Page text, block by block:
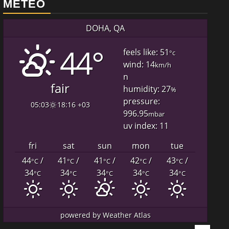
METEO
DOHA, QA
44°
fair
05:03 18:16 +03
feels like: 51°c
wind: 14km/h
n
humidity: 27%
pressure:
996.95mbar
uv index: 11
fri
sat sun mon
tue
44°C/
34°C
41°C/
34°C
41°C/
34°C
42°C/
34°C
43°C/
34°C
powered byWeather Atlas